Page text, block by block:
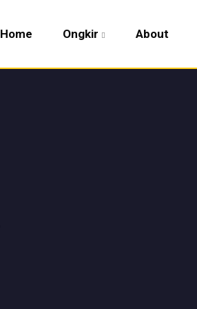
Home Ongkir About